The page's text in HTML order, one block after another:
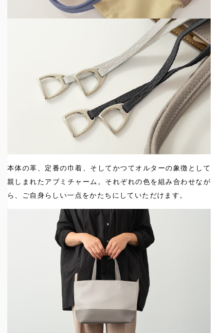
本体の革、定番の巾着、そしてかつてオルターの象徴として
親しまれたアブミチャーム。それぞれの色を組み合わせなが
ら、ご自身らしい一点をかたちにしていただけます。